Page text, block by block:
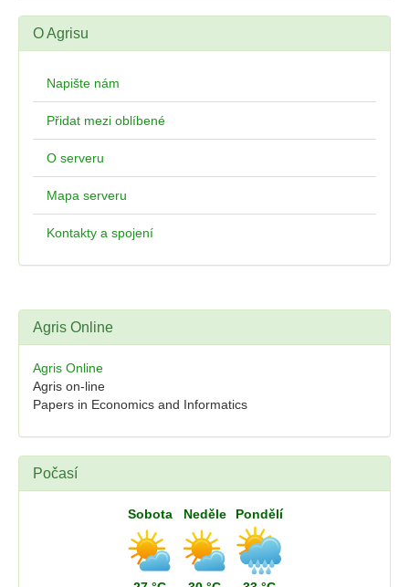
O Agrisu
Napište nám
Přidat mezi oblíbené
O serveru
Mapa serveru
Kontakty a spojení
Agris Online
Agris Online
Agris on-line
Papers in Economics and Informatics
Počasí
Sobota Neděle Pondělí